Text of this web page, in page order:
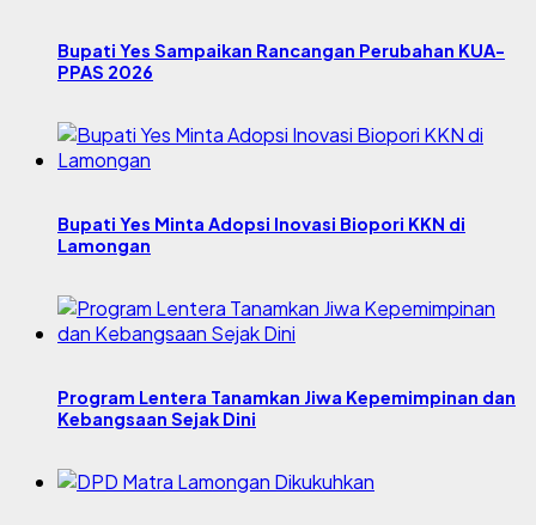
Bupati Yes Sampaikan Rancangan Perubahan KUA-
PPAS 2026
Bupati Yes Minta Adopsi Inovasi Biopori KKN di
Lamongan
Program Lentera Tanamkan Jiwa Kepemimpinan dan
Kebangsaan Sejak Dini